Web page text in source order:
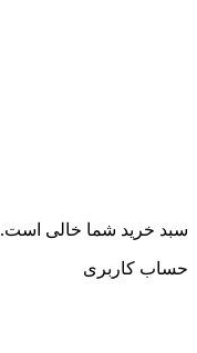
سبد خرید شما خالی است.
حساب کاربری